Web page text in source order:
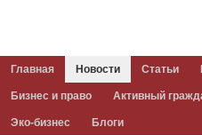
Главная Новости Статьи
Бизнес и право Активный
Эко-бизнес Блоги